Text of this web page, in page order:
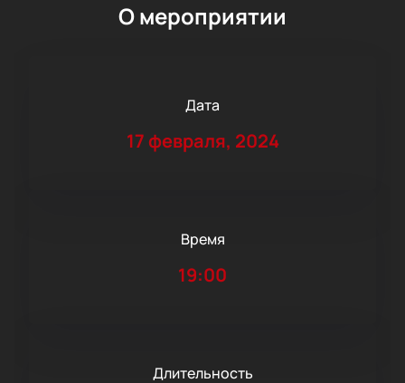
О мероприятии
Дата
17 февраля, 2024
Время
19:00
Длительность